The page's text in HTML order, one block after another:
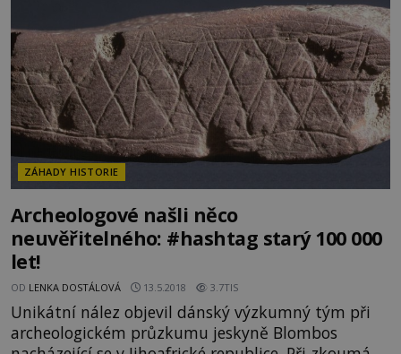
ZÁHADY HISTORIE
Archeologové našli něco
neuvěřitelného: #hashtag starý 100 000
let!
OD LENKA DOSTÁLOVÁ 13.5.2018 3.7TIS
Unikátní nález objevil dánský výzkumný tým při
archeologickém průzkumu jeskyně Blombos